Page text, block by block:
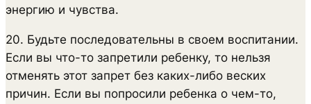
энергию и чувства.
20. Будьте последовательны в своем воспитании.
Если вы что-то запретили ребенку, то нельзя
отменять этот запрет без каких-либо веских
причин. Если вы попросили ребенка о чем-то,